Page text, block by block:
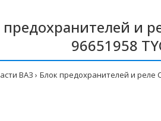
предохранителей и
96651958
ВАЗ Блок предохранителей и реле